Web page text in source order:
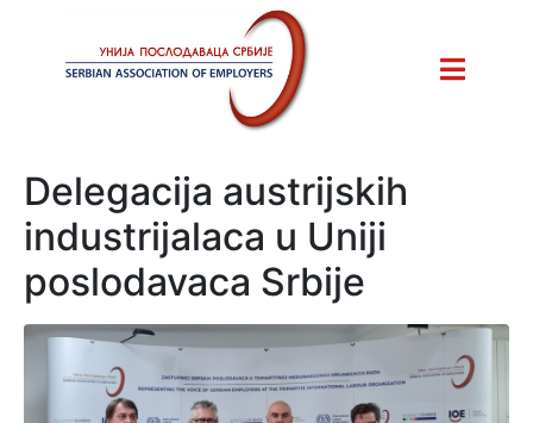
Delegacija austrijskih
industrijalaca u Uniji
poslodavaca Srbije